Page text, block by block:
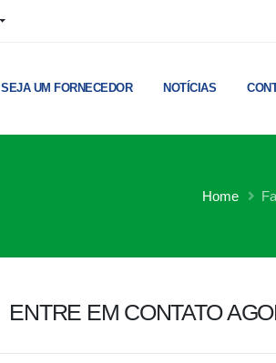
SEJA UM FORNECEDOR NOTÍCIAS
Home
ENTRE EM CONTATO